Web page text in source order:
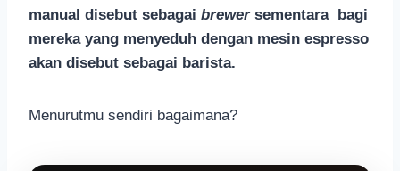
manual disebut sebagai brewersementara bagi
mereka yang menyeduh dengan mesin espresso
akan disebut sebagai barista.
Menurutmu sendiri bagaimana?